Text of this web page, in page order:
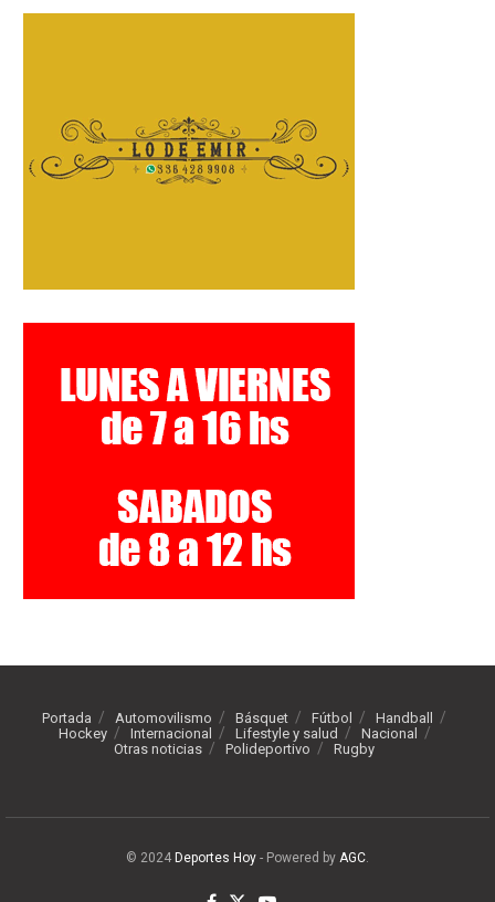
Portada Automovilismo Básquet Fútbol
Handball
Hockey
Internacional Lifestyle y salud
Nacional
Otras noticias
Polideportivo Rugby
© 2024 Deportes Hoy - Powered by AGC.